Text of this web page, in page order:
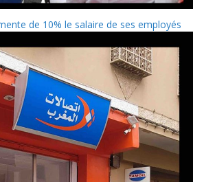
de 10% le salaire de ses employés